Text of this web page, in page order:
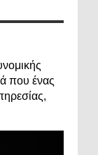
που ένας